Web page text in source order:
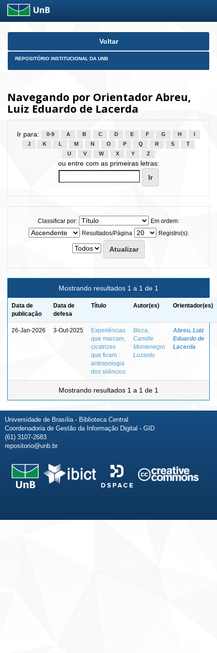
Skip
Voltar
REPOSITÓRIO INSTITUCIONAL DA UNB
Navegando por Orientador Abreu,
Luiz Eduardo de Lacerda
Ir para: 0-9 A B C D E F G H
J
K L M N O P Q R S
T
U
V W X Y Z
ou entre com as primeiras letras:
Classificar por:
Em ordem:
Resultados/Página
Registro(s):
Mostrando resultados 1 a 1 de 1
Data de
publicação
Data de
defesa
Título Autor(es) Orientador(es)
26-Jan-2026 3-Out-2025
Experiências
que marcam,
cicatrizes
que ficam :
antropologia
dos silêncios
Bicca,
Camille
Montenegro
Luzardo
Abreu, Luiz
Eduardo de
Lacerda
Mostrando resultados 1 a 1 de 1
Universidade de Brasília - Biblioteca Central
Coordenadoria de Gestão da Informação Digital - GID
(61) 3107-2683
repositorio@unb.br